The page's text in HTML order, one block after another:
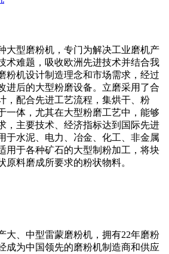
大型磨粉机，专门为解决工业磨机产
术难题，吸收欧洲先进技术并结合我
粉机设计制造理念和市场需求，经过
进后的大型粉磨设备。立磨采用了合
，配合先进工艺流程，集烘干、粉
一体，尤其在大型粉磨工艺中，能够
，主要技术、经济指标达到国际先进
于水泥、电力、冶金、化工、非金属
用于各种矿石的大型制粉加工，将块
原料磨成所要求的粉状物料。
大、中型雷蒙磨粉机，拥有22年磨粉
成为中国领先的磨粉机制造商和供应